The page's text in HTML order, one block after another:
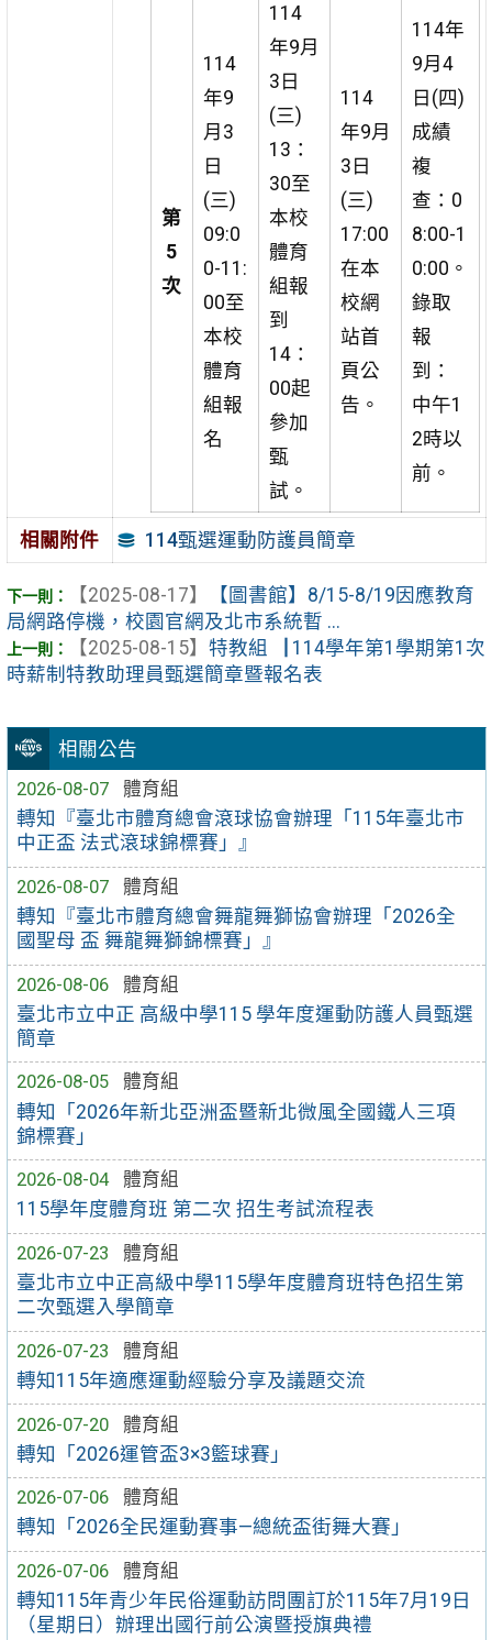
相關公告
2026-08-07
體育組
轉知『臺北市體育總會滾球協會辦理「115年臺北市
中正盃 法式滾球錦標賽」』
2026-08-07
體育組
轉知『臺北市體育總會舞龍舞獅協會辦理「2026全
國聖母 盃 舞龍舞獅錦標賽」』
2026-08-06
體育組
臺北市立中正 高級中學115 學年度運動防護人員甄選
簡章
2026-08-05
體育組
轉知「2026年新北亞洲盃暨新北微風全國鐵人三項
錦標賽」
2026-08-04
體育組
115學年度體育班 第二次 招生考試流程表
2026-07-23
體育組
臺北市立中正高級中學115學年度體育班特色招生第
二次甄選入學簡章
2026-07-23
體育組
轉知115年適應運動經驗分享及議題交流
2026-07-20
體育組
轉知「2026運管盃3×3籃球賽」
2026-07-06
體育組
轉知「2026全民運動賽事—總統盃街舞大賽」
2026-07-06
體育組
轉知115年青少年民俗運動訪問團訂於115年7月19日
（星期日）辦理出國行前公演暨授旗典禮
第
5
次
114
年9
月3
日
(三)
09:0
0-11:
00至
本校
體育
組報
名
114
年9月
3日
(三)
13：
30至
本校
體育
組報
到
14：
00起
參加
甄
試。
114
年9月
3日
(三)
17:00
在本
校網
站首
頁公
告。
114年
9月4
日(四)
成績
複
查：0
8:00-1
0:00。
錄取
報
到：
中午1
2時以
前。
相關附件 114甄選運動防護員簡章
【2025-08-17】
【圖書館】8/15-8/19因應教育
局網路停機，校園官網及北市系統暫 ...
【2025-08-15】 特教組▕ 114學年第1學期第1次
時薪制特教助理員甄選簡章暨報名表